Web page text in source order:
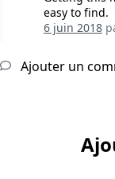
easy to find.
6 juin 2018
Ajouter un